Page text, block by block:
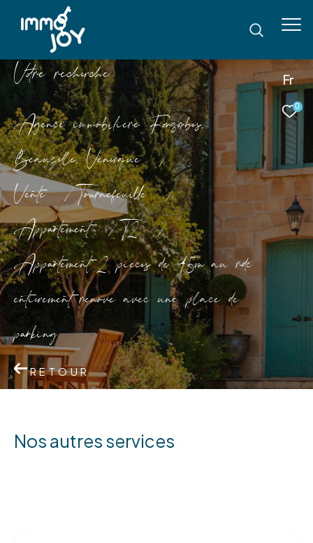
Fr
0
Vore recece
Agence immobilière Fonsorbes,
Beauzelle, Venerque
Vente
Tournefeuille
Appartement
T2
Appartement 2 pieces de 45m au rdc
entierement renove avec une place de
parking
RETOUR
nos autres services